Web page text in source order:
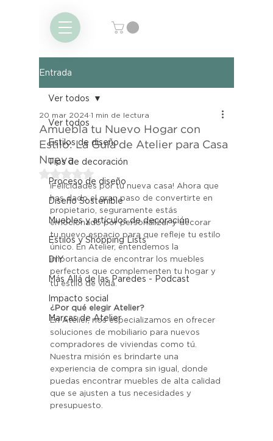
Entrada
Ver todos
Estilos de diseño
Tips de decoración
Proceso de diseño
Diseño Sostenible
Muebles y artículos de decoración
Estilos y Shopping Lists
DIY
Más Allá de las Paredes - Podcast
Impacto social
Marcas de Atelier
Ver todos
Amuebla tu Nuevo Hogar con
Estilo: La Guía de Atelier para Casa
Nueva
20 mar 2024 1 min de lectura
Obtuvo NaN de 5 estrellas.
¡Felicidades por tu nueva casa! Ahora que
has dado el gran paso de convertirte en
propietario, seguramente estás
emocionado por personalizar y decorar
tu nuevo espacio para que refleje tu estilo
único. En Atelier, entendemos la
importancia de encontrar los muebles
perfectos que complementen tu hogar y
tu estilo de vida.
¿Por qué elegir Atelier?
En Atelier, nos especializamos en ofrecer
soluciones de mobiliario para nuevos
compradores de viviendas como tú.
Nuestra misión es brindarte una
experiencia de compra sin igual, donde
puedas encontrar muebles de alta calidad
que se ajusten a tus necesidades y
presupuesto.